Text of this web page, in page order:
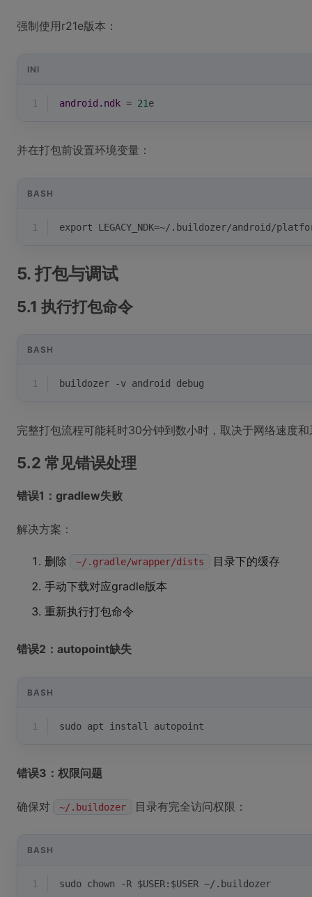
强制使用r21e版本：
INI
1 android.ndk = 21e
并在打包前设置环境变量：
BASH
1 export LEGACY_NDK=~/.buildozer/android/
5. 打包与调试
5.1 执行打包命令
BASH
1 buildozer -v android debug
完整打包流程可能耗时30分钟到数小时，取决于网络速度
5.2 常见错误处理
错误1：gradlew失败
解决方案：
删除 ~/.gradle/wrapper/dists
目录下的缓存
手动下载对应gradle版本
重新执行打包命令
错误2：autopoint缺失
BASH
1 sudo apt install autopoint
错误3：权限问题
确保对 ~/.buildozer 目录有完全访问权限：
BASH
1 sudo chown -R $USER: $USER ~/.buildozer